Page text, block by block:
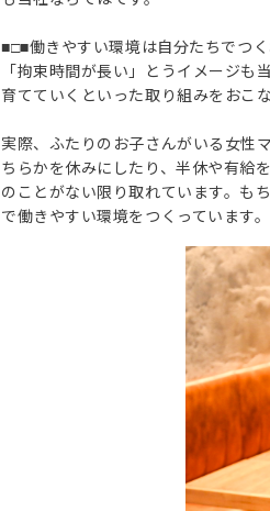
■□■働きやすい環境は自分たちでつ
「拘束時間が長い」とうイメージ
育てていくといった取り組みをおこ
実際、ふたりのお子さんがいる女性
ちらかを休みにしたり、半休や有給
のことがない限り取れています。も
で働きやすい環境をつくっています。